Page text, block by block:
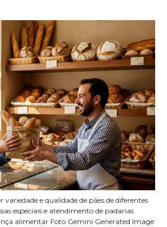
e qualidade de pães de diferentes
especiais e atendimento de padarias
alimentar Foto Gemini Generated Image